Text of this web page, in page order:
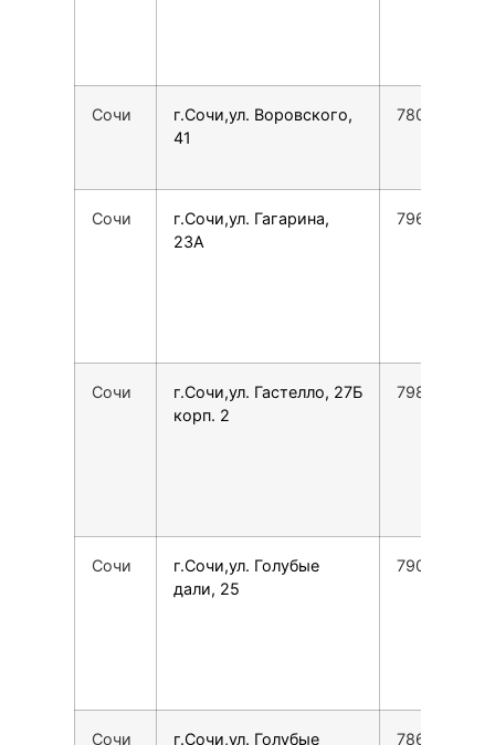
Сочи
г.Сочи,ул. Воровского,
41
Сочи
г.Сочи,ул. Гагарина,
23А
Сочи
г.Сочи,ул. Гастелло, 27Б
корп. 2
Сочи
г.Сочи,ул. Голубые
дали, 25
Сочи
г.Сочи,ул. Голубые